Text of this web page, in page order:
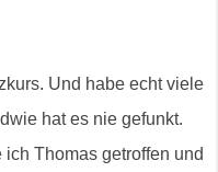
Und habe echt viele
hat es nie gefunkt.
Thomas getroffen und